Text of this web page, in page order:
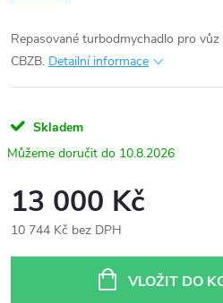
Repasované turbodmychadlo pro
CBZB. Detailní informace
Skladem
10.8.2026
13 000 Kč
10 744 Kč bez DPH
VLOŽIT DO